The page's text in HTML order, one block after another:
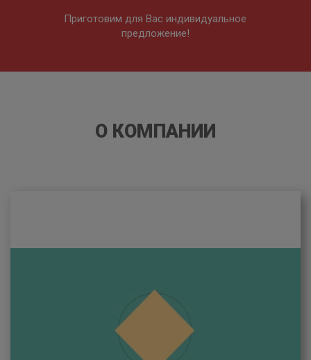
Приготовим для Вас индивидуальное
предложение!
О КОМПАНИИ